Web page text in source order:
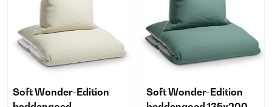
Soft Wonder-Edition
Soft Wonder-Edition